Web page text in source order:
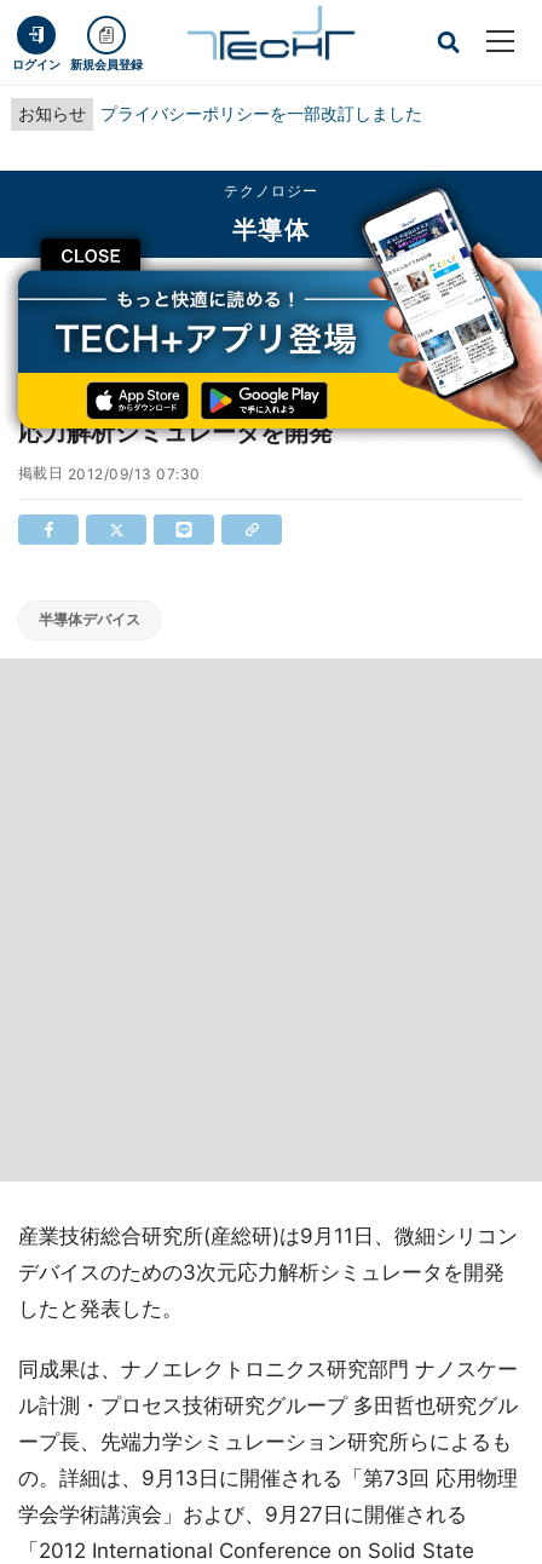
ログイン 新規会員登録
お知らせ プライバシーポリシーを一部改訂しました
CLOSE
テクノロジー
半導体
TECH+ テクノロジー
半導体
産総研、微細シリコンデバイスのための3次元応力解析シミュレータを開発
産総研、微細シリコンデバイスのための3次元
応力解析シミュレータを開発
掲載日 2012/09/13 07:30
半導体デバイス
産業技術総合研究所(産総研)は9月11日、微細シリコン
デバイスのための3次元応力解析シミュレータを開発
したと発表した。
同成果は、ナノエレクトロニクス研究部門 ナノスケー
ル計測・プロセス技術研究グループ 多田哲也研究グル
ープ長、先端力学シミュレーション研究所らによるも
の。詳細は、9月13日に開催される「第73回 応用物理
学会学術講演会」および、9月27日に開催される
「2012 International Conference on Solid State